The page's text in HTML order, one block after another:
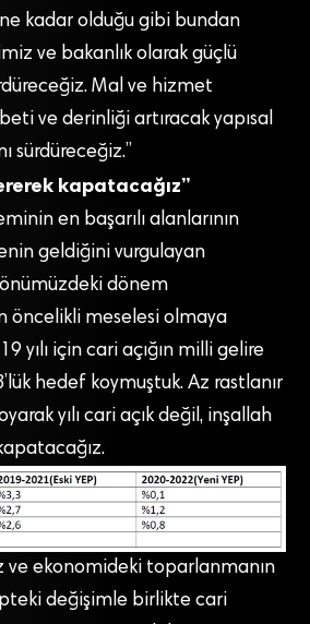
kadar olduğu gibi bundan
ve bakanlık olarak güçlü
Mal ve hizmet
ve derinliği artıracak yapısal
sürdüreceğiz.”
kapatacağız”
en başarılı alanlarının
geldiğini vurgulayan
dönem
öncelikli meselesi olmaya
yılı için cari açığın milli gelire
hedef koymuştuk. Az rastlanır
yılı cari açık değil, inşallah
ve ekonomideki toparlanmanın
değişimle birlikte cari